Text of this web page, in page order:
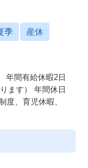
季 産休
年間有給休暇2日
ます） 年間休日
度、育児休暇、